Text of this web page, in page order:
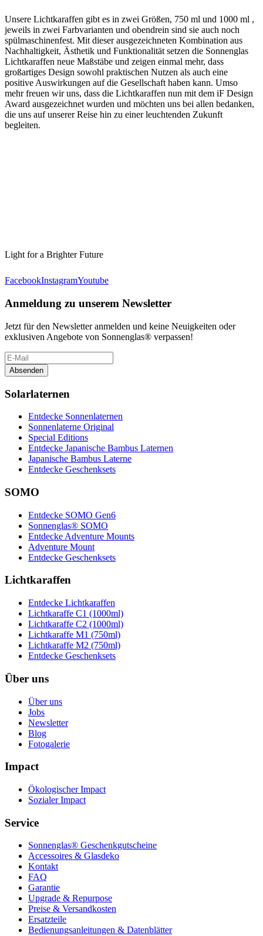
Unsere Lichtkaraffen gibt es in zwei Größen, 750 ml und 1000 ml ,
jeweils in zwei Farbvarianten und obendrein sind sie auch noch
spülmaschinenfest. Mit dieser ausgezeichneten Kombination aus
Nachhaltigkeit, Ästhetik und Funktionalität setzen die Sonnenglas
Lichtkaraffen neue Maßstäbe und zeigen einmal mehr, dass
großartiges Design sowohl praktischen Nutzen als auch eine
positive Auswirkungen auf die Gesellschaft haben kann. Umso
mehr freuen wir uns, dass die Lichtkaraffen nun mit dem iF Design
Award ausgezeichnet wurden und möchten uns bei allen bedanken,
die uns auf unserer Reise hin zu einer leuchtenden Zukunft
begleiten.
Light for a Brighter Future
FacebookInstagramYoutube
Anmeldung zu unserem Newsletter
Jetzt für den Newsletter anmelden und keine Neuigkeiten oder
exklusiven Angebote von Sonnenglas® verpassen!
Absenden
Solarlaternen
Entdecke Sonnenlaternen
Sonnenlaterne Original
Special Editions
Entdecke Japanische Bambus Laternen
Japanische Bambus Laterne
Entdecke Geschenksets
SOMO
Entdecke SOMO Gen6
Sonnenglas® SOMO
Entdecke Adventure Mounts
Adventure Mount
Entdecke Geschenksets
Lichtkaraffen
Entdecke Lichtkaraffen
Lichtkaraffe C1 (1000ml)
Lichtkaraffe C2 (1000ml)
Lichtkaraffe M1 (750ml)
Lichtkaraffe M2 (750ml)
Entdecke Geschenksets
Über uns
Über uns
Jobs
Newsletter
Blog
Fotogalerie
Impact
Ökologischer Impact
Sozialer Impact
Service
Sonnenglas® Geschenkgutscheine
Accessoires & Glasdeko
Kontakt
FAQ
Garantie
Upgrade & Repurpose
Preise & Versandkosten
Ersatzteile
Bedienungsanleitungen & Datenblätter